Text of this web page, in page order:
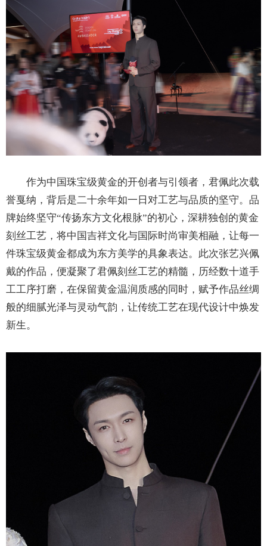
作为中国珠宝级黄金的开创者与引领者，君佩此次载
誉戛纳，背后是二十余年如一日对工艺与品质的坚守。品
牌始终坚守“传扬东方文化根脉”的初心，深耕独创的黄金
刻丝工艺，将中国吉祥文化与国际时尚审美相融，让每一
件珠宝级黄金都成为东方美学的具象表达。此次张艺兴佩
戴的作品，便凝聚了君佩刻丝工艺的精髓，历经数十道手
工工序打磨，在保留黄金温润质感的同时，赋予作品丝绸
般的细腻光泽与灵动气韵，让传统工艺在现代设计中焕发
新生。